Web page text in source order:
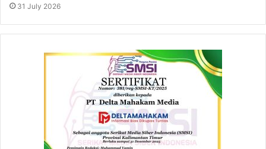
31 July 2026